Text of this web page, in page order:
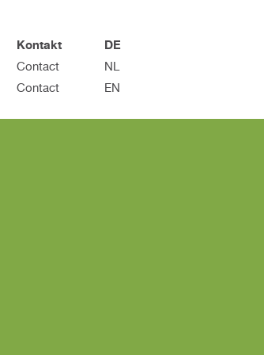
Kontakt
Contact
Contact
DE
NL
EN